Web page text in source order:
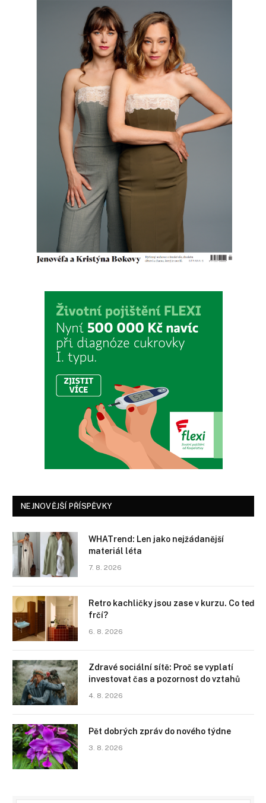
NEJNOVĚJŠÍ PŘÍSPĚVKY
WHATrend: Len jako nejžádanější
materiál léta
7. 8. 2026
Retro kachličky jsou zase v kurzu. Co teď
frčí?
6. 8. 2026
Zdravé sociální sítě: Proč se vyplatí
investovat čas a pozornost do vztahů
4. 8. 2026
Pět dobrých zpráv do nového týdne
3. 8. 2026